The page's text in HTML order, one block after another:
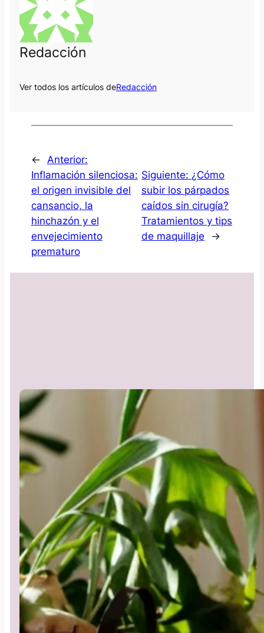
Redacción
Ver todos los artículos deRedacción
← Anterior:
Inflamación silenciosa:
el origen invisible del
cansancio, la
hinchazón y el
envejecimiento
prematuro
Siguiente: ¿Cómo
subir los párpados
caídos sin cirugía?
Tratamientos y tips
de maquillaje
→